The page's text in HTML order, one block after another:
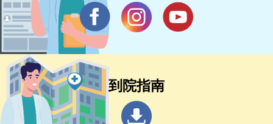
到院指南